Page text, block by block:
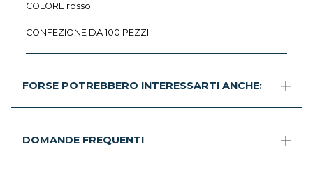
COLORE rosso
CONFEZIONE DA 100 PEZZI
FORSE POTREBBERO INTERESSARTI ANCHE:
DOMANDE FREQUENTI